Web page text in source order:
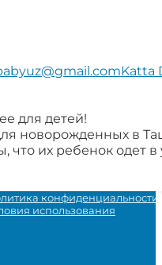
Katta
в YouTube
для детей!
новорожденных в
что их ребенок одет
конфиденциальности
использования